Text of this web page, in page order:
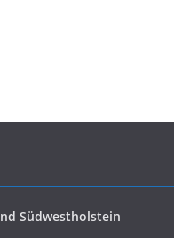
Südwestholstein